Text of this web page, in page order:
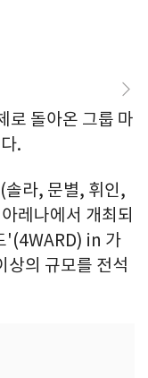
로 돌아온 그룹 마
.
솔라, 문별, 휘인,
레나에서 개최되
'(4WARD) in 가
상의 규모를 전석